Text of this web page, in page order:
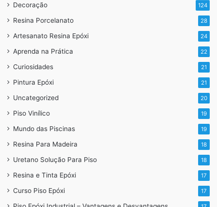
Aplicação de porcelanato liquido – Pintura
epóxi – Piso monolítico em geral
Curso de porcelanato liquido – Piso 3D –
Whatpp – 11 9.6717.8685
Decoração 124
Resina Porcelanato 28
Artesanato Resina Epóxi 24
Aprenda na Prática 22
Curiosidades 21
Pintura Epóxi 21
Uncategorized 20
Piso Vinílico 19
Mundo das Piscinas 19
Resina Para Madeira 18
Uretano Solução Para Piso 18
Resina e Tinta Epóxi 17
Curso Piso Epóxi 17